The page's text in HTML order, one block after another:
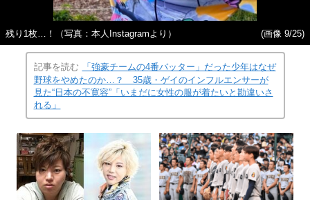
残り1枚…！（写真：本人Instagramより） (画像 9/25)
記事を読む
「強豪チームの4番バッター」だった少年はなぜ
野球をやめたのか…？ 35歳・ゲイのインフルエンサーが
見た“日本の不寛容”「いまだに女性の服が着たいと勘違いさ
れる」